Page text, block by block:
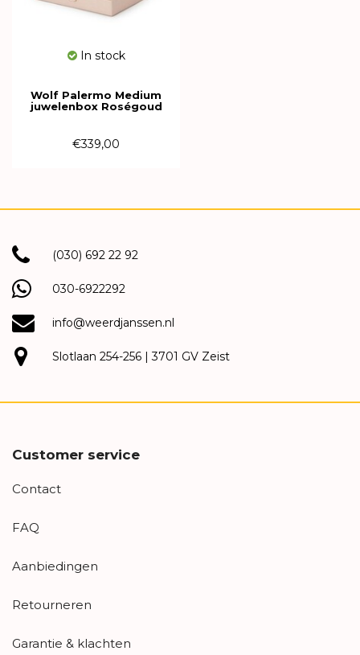
In stock
Wolf Palermo Medium
juwelenbox Roségoud
€339,00
(030) 692 22 92
030-6922292
info@weerdjanssen.nl
Slotlaan 254-256 | 3701 GV Zeist
Customer service
Contact
FAQ
Aanbiedingen
Retourneren
Garantie & klachten